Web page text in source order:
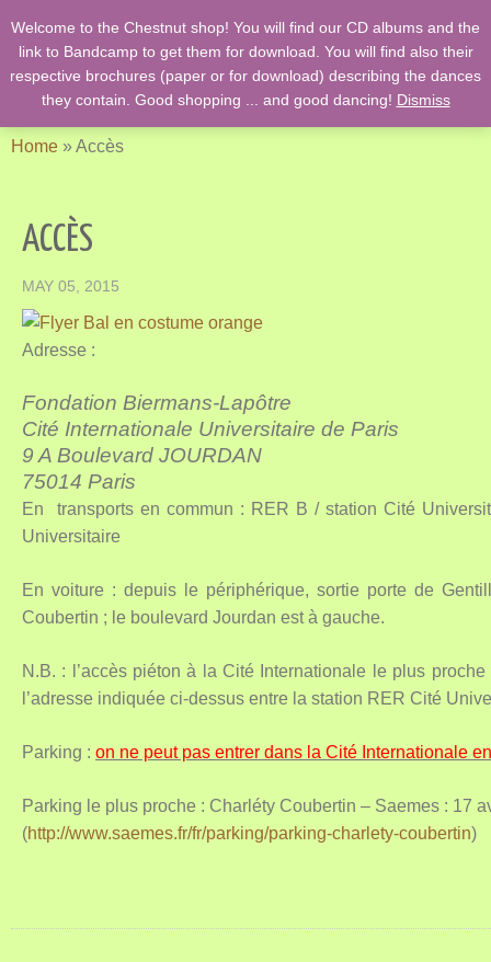
English Country Dancing & Danses anciennes de l'époque des
Stuarts …. et des romans de Jane Austen !
Home »Accès
ACCÈS
MAY 05, 2015
Adresse :
Fondation Biermans-Lapôtre
Cité Internationale Universitaire de Paris
9 A Boulevard JOURDAN
75014 Paris
En transports en commun : RER B / station Cité
Universitaire
En voiture : depuis le périphérique, sortie porte de
Coubertin ; le boulevard Jourdan est à gauche.
N.B. : l’accès piéton à la Cité Internationale le plus
l’adresse indiquée ci-dessus entre la station RER Cité
Parking : on ne peut pas entrer dans la Cité Internationale
Parking le plus proche : Charléty Coubertin – Saemes : 17
(http://www.saemes.fr/fr/parking/parking-charlety-coubertin)
Welcome to the Chestnut shop! You will find our CD albums and the
link to Bandcamp to get them for download. You will find also their
respective brochures (paper or for download) describing the dances
they contain. Good shopping ... and good dancing! Dismiss